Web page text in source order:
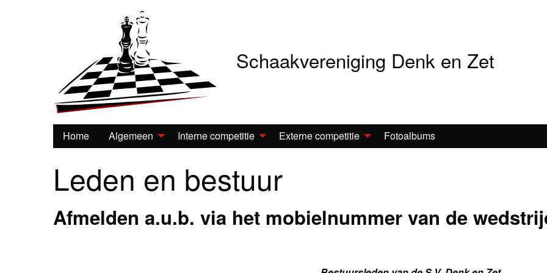
Schaakvereniging Denk en Zet
Hoofdnavigatie
Home Algemeen Interne competitie Externe competitie Fotoalbums
Leden en bestuur
Afmelden a.u.b. via het mobielnummer van de